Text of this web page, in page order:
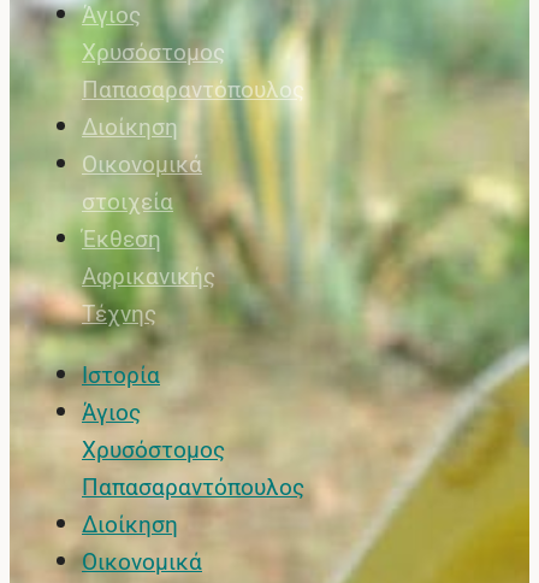
Άγιος
Χρυσόστομος
Παπασαραντόπουλος
Διοίκηση
Οικονομικά
στοιχεία
Έκθεση
Αφρικανικής
Τέχνης
Ιστορία
Άγιος
Χρυσόστομος
Παπασαραντόπουλος
Διοίκηση
Οικονομικά